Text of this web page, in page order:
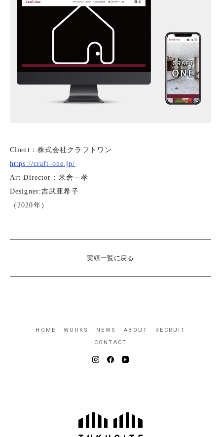
Client：株式会社クラフトワン
https://craft-one.jp/
Art Director：米倉一孝
Designer:吉武亜希子
（2020年）
実績一覧に戻る
HOME WORKS NEWS ABOUT
RECRUIT
CONTACT